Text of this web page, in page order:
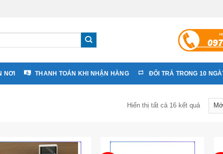
NƠI THANH TOÁN KHI NHẬN HÀNG ĐỔI TRẢ TRONG 10
Hiển thị tất cả 16 kết quả